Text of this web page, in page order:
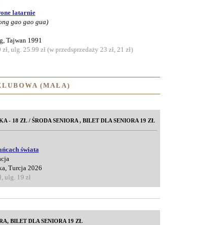
latarnie
gao gao gua)
Tajwan 1991
ulg. 25.99 zł (w przedsprzedaży 23 zł, 21 zł)
(MAŁA)
- 18 ZŁ / ŚRODA SENIORA , BILET DLA SENIORA 19 ZŁ
świata
Turcja 2026
ulg. 19 zł
BILET DLA SENIORA 19 ZŁ